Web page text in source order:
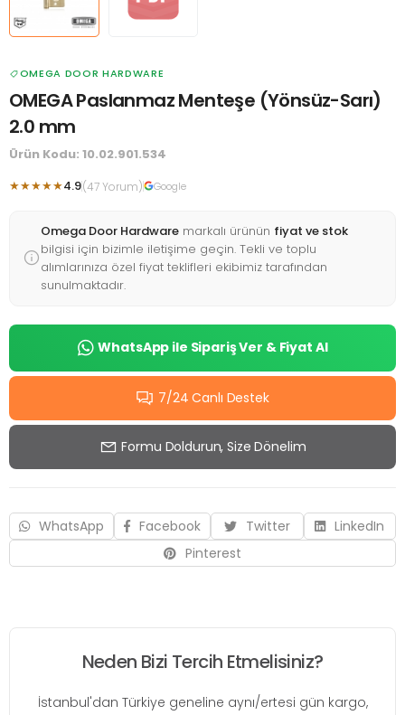
OMEGA DOOR HARDWARE
OMEGA Paslanmaz Menteşe (Yönsüz-Sarı)
2.0 mm
Ürün Kodu: 10.02.901.534
★★★★★4.9(47 Yorum) Google
Omega Door Hardware markalı ürünün fiyat ve stok
bilgisi için bizimle iletişime geçin. Tekli ve toplu
alımlarınıza özel fiyat teklifleri ekibimiz tarafından
sunulmaktadır.
WhatsApp ile Sipariş Ver & Fiyat Al
7/24 Canlı Destek
Formu Doldurun, Size Dönelim
WhatsApp Facebook Twitter
LinkedIn
Pinterest
Neden Bizi Tercih Etmelisiniz?
İstanbul'dan Türkiye geneline aynı/ertesi gün kargo,